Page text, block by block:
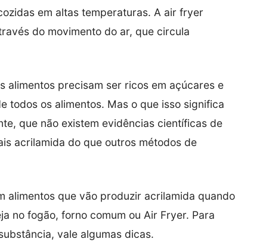
em altas temperaturas. A air fryer
do movimento do ar, que circula
alimentos precisam ser ricos em açúcares e
todos os alimentos. Mas o que isso significa
que não existem evidências científicas de
acrilamida do que outros métodos de
alimentos que vão produzir acrilamida quando
no fogão, forno comum ou Air Fryer. Para
vale algumas dicas.